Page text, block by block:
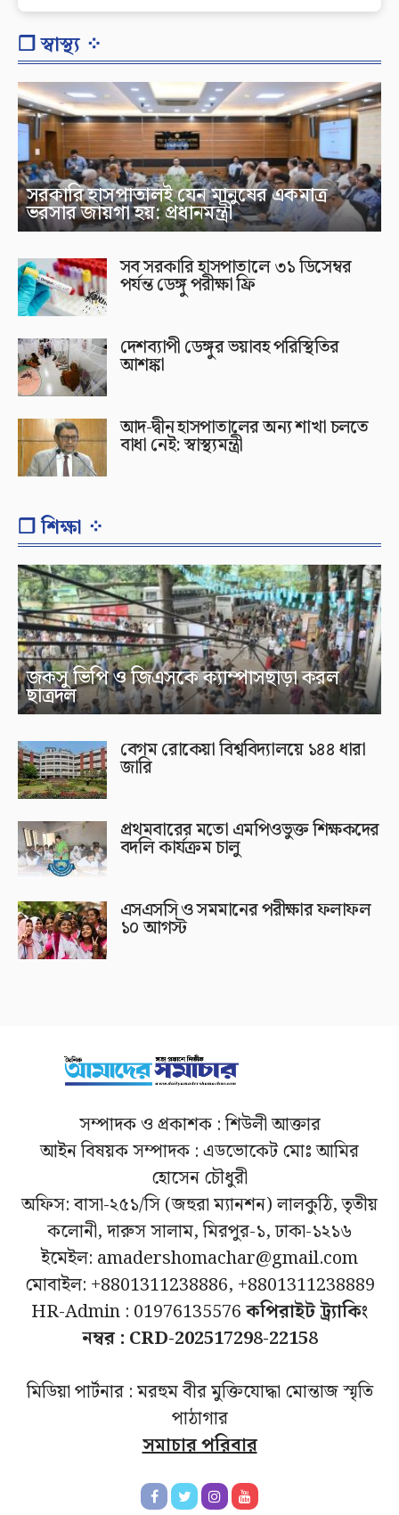
❐ স্বাস্থ্য ⁘
সরকারি হাসপাতালই যেন মানুষের একমাত্র
ভরসার জায়গা হয়: প্রধানমন্ত্রী
সব সরকারি হাসপাতালে ৩১ ডিসেম্বর
পর্যন্ত ডেঙ্গু পরীক্ষা ফ্রি
দেশব্যাপী ডেঙ্গুর ভয়াবহ পরিস্থিতির
আশঙ্কা
আদ-দ্বীন হাসপাতালের অন্য শাখা চলতে
বাধা নেই: স্বাস্থ্যমন্ত্রী
❐ শিক্ষা ⁘
জকসু ভিপি ও জিএসকে ক্যাম্পাসছাড়া করল
ছাত্রদল
বেগম রোকেয়া বিশ্ববিদ্যালয়ে ১৪৪ ধারা
জারি
প্রথমবারের মতো এমপিওভুক্ত শিক্ষকদের
বদলি কার্যক্রম চালু
এসএসসি ও সমমানের পরীক্ষার ফলাফল
১০ আগস্ট
সম্পাদক ও প্রকাশক : শিউলী আক্তার
আইন বিষয়ক সম্পাদক : এডভোকেট মোঃ আমির
হোসেন চৌধুরী
অফিস: বাসা-২৫১/সি (জহুরা ম্যানশন) লালকুঠি, তৃতীয়
কলোনী, দারুস সালাম, মিরপুর-১, ঢাকা-১২১৬
ইমেইল: amadershomachar@gmail.com
মোবাইল: +8801311238886, +8801311238889
HR-Admin : 01976135576কপিরাইট ট্র্যাকিং
নম্বর : CRD-202517298-22158
মিডিয়া পার্টনার : মরহুম বীর মুক্তিযোদ্ধা মোন্তাজ স্মৃতি
পাঠাগার
সমাচার পরিবার